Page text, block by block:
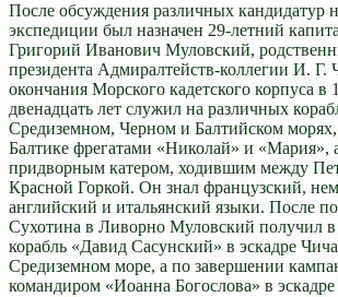
После обсуждения различных кандидатур
экспедиции был назначен 29-летний
Григорий Иванович Муловский,
президента Адмиралтейств-коллегии И.
окончания Морского кадетского корпуса в
двенадцать лет служил на различных
Средиземном, Черном и Балтийском
Балтике фрегатами «Николай» и «Мария»,
придворным катером, ходившим между
Красной Горкой. Он знал французский,
английский и итальянский языки. После
Сухотина в Ливорно Муловский получил в
корабль «Давид Сасунский» в эскадре
Средиземном море, а по завершении
командиром «Иоанна Богослова» в